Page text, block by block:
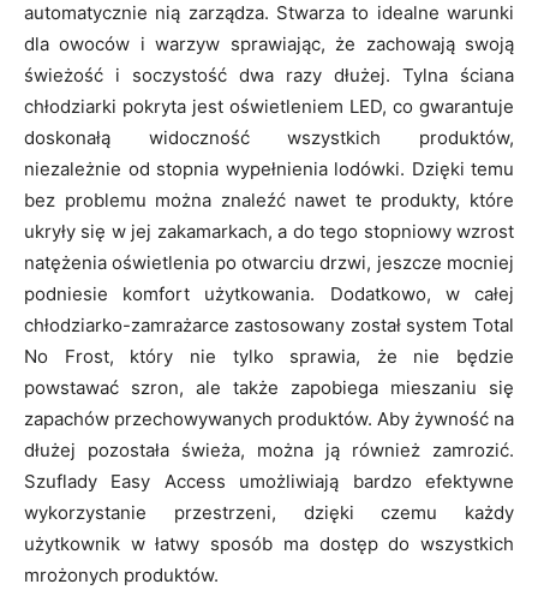
automatycznie nią zarządza. Stwarza to idealne warunki
dla owoców i warzyw sprawiając, że zachowają swoją
świeżość i soczystość dwa razy dłużej. Tylna ściana
chłodziarki pokryta jest oświetleniem LED, co gwarantuje
doskonałą widoczność wszystkich produktów,
niezależnie od stopnia wypełnienia lodówki. Dzięki temu
bez problemu można znaleźć nawet te produkty, które
ukryły się w jej zakamarkach, a do tego stopniowy wzrost
natężenia oświetlenia po otwarciu drzwi, jeszcze mocniej
podniesie komfort użytkowania. Dodatkowo, w całej
chłodziarko-zamrażarce zastosowany został system Total
No Frost, który nie tylko sprawia, że nie będzie
powstawać szron, ale także zapobiega mieszaniu się
zapachów przechowywanych produktów. Aby żywność na
dłużej pozostała świeża, można ją również zamrozić.
Szuflady Easy Access umożliwiają bardzo efektywne
wykorzystanie przestrzeni, dzięki czemu każdy
użytkownik w łatwy sposób ma dostęp do wszystkich
mrożonych produktów.